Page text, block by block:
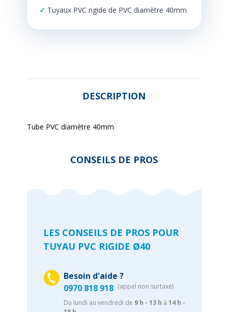
Tuyaux PVC rigide de PVC diamètre 40mm
DESCRIPTION
Tube PVC diamètre 40mm
CONSEILS DE PROS
LES CONSEILS DE PROS POUR
TUYAU PVC RIGIDE Ø40
Besoin d'aide ?
0970 818 918 (appel non surtaxé)
Du lundi au vendredi de 9 h - 13 h à 14 h -